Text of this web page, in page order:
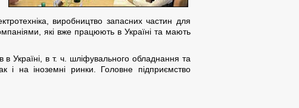
виробництво запасних частин для
які вже працюють в Україні та мають
Україні, в т. ч. шліфувального обладнання та
і на іноземні ринки. Головне підприємство